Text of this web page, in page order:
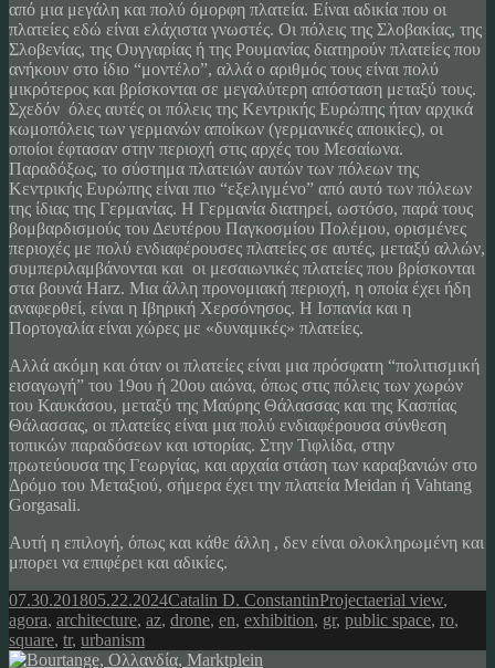
από μια μεγάλη και πολύ όμορφη πλατεία. Είναι αδικία που οι
πλατείες εδώ είναι ελάχιστα γνωστές. Οι πόλεις της Σλοβακίας, της
Σλοβενίας, της Ουγγαρίας ή της Ρουμανίας διατηρούν πλατείες που
ανήκουν στο ίδιο “μοντέλο”, αλλά ο αριθμός τους είναι πολύ
μικρότερος και βρίσκονται σε μεγαλύτερη απόσταση μεταξύ τους.
Σχεδόν όλες αυτές οι πόλεις της Κεντρικής Ευρώπης ήταν αρχικά
κωμοπόλεις των γερμανών αποίκων (γερμανικές αποικίες), οι
οποίοι έφτασαν στην περιοχή στις αρχές του Μεσαίωνα.
Παραδόξως, το σύστημα πλατειών αυτών των πόλεων της
Κεντρικής Ευρώπης είναι πιο “εξελιγμένο” από αυτό των πόλεων
της ίδιας της Γερμανίας. Η Γερμανία διατηρεί, ωστόσο, παρά τους
βομβαρδισμούς του Δευτέρου Παγκοσμίου Πολέμου, ορισμένες
περιοχές με πολύ ενδιαφέρουσες πλατείες σε αυτές, μεταξύ αλλών,
συμπεριλαμβάνονται και οι μεσαιωνικές πλατείες που βρίσκονται
στα βουνά Harz. Μια άλλη προνομιακή περιοχή, η οποία έχει ήδη
αναφερθεί, είναι η Ιβηρική Χερσόνησος. Η Ισπανία και η
Πορτογαλία είναι χώρες με «δυναμικές» πλατείες.
Αλλά ακόμη και όταν οι πλατείες είναι μια πρόσφατη “πολιτισμική
εισαγωγή” του 19ου ή 20ου αιώνα, όπως στις πόλεις των χωρών
του Καυκάσου, μεταξύ της Μαύρης Θάλασσας και της Κασπίας
Θάλασσας, οι πλατείες είναι μια πολύ ενδιαφέρουσα σύνθεση
τοπικών παραδόσεων και ιστορίας. Στην Τιφλίδα, στην
πρωτεύουσα της Γεωργίας, και αρχαία στάση των καραβανιών στο
Δρόμο του Μεταξιού, σήμερα έχει την πλατεία Meidan ή Vahtang
Gorgasali.
Αυτή η επιλογή, όπως και κάθε άλλη , δεν είναι ολοκληρωμένη και
μπορει να επιφέρει και αδικίες.
Posted
on
07.30.201805.22.2024Author
Catalin D. ConstantinCategories
ProjectTags
aerial view,
agora, architecture, az, drone, en, exhibition, gr, public space, ro,
square, tr, urbanism